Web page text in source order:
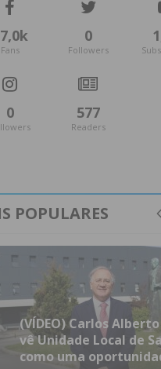
Fans
0
Followers
0 577
Readers
POPULARES
(VÍDEO) Carlos
vê Unidade Local de
como uma